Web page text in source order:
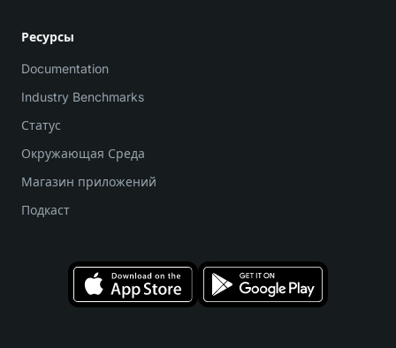
Ресурсы
Documentation
Industry Benchmarks
Статус
Окружающая Среда
Магазин приложений
Подкаст